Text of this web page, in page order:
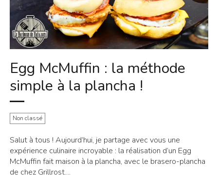
Egg McMuffin : la méthode
simple à la plancha !
Non classé
Salut à tous ! Aujourd’hui, je partage avec vous une
expérience culinaire incroyable : la réalisation d’un Egg
McMuffin fait maison à la plancha, avec le brasero-plancha
de chez Grillrost....